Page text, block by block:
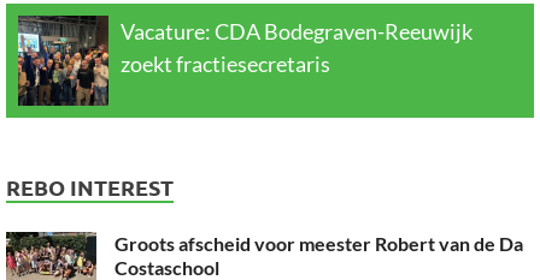
Vacature: CDA Bodegraven-Reeuwijk
zoekt fractiesecretaris
REBO INTEREST
Groots afscheid voor meester Robert van de Da
Costaschool